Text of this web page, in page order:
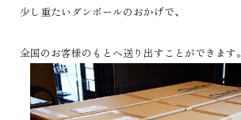
少し重たいダンボールのおかげで、
全国のお客様のもとへ送り出すことができます。